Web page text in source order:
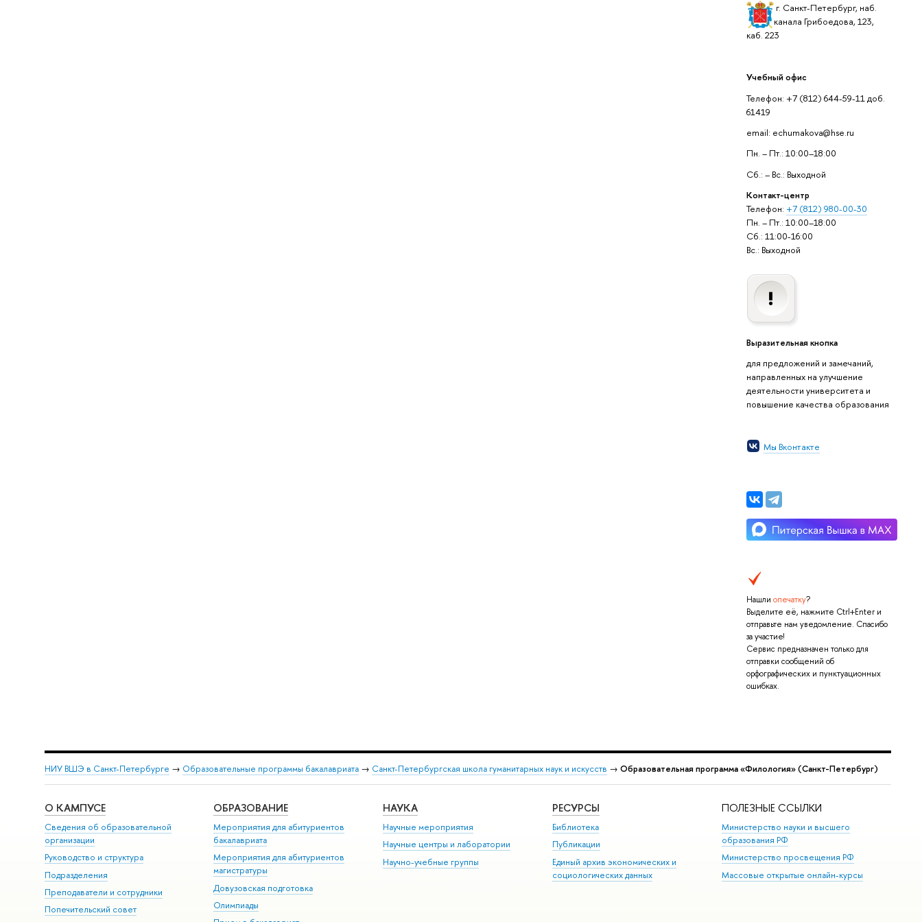
г. Санкт-Петербург, наб.
канала Грибоедова, 123,
каб. 223
Учебный офис
Телефон: +7 (812) 644-59-11 доб.
61419
email: echumakova@hse.ru
Пн. – Пт.: 10:00–18:00
Сб.: – Вс.: Выходной
Контакт-центр
Телефон: +7 (812) 980-00-30
Пн. – Пт.: 10:00–18:00
Сб.: 11:00-16:00
Вс.: Выходной
Выразительная кнопка
для предложений и замечаний,
направленных на улучшение
деятельности университета и
повышение качества образования
Мы Вконтакте
Нашли опечатку?
Выделите её, нажмите Ctrl+Enter и
отправьте нам уведомление. Спасибо
за участие!
Сервис предназначен только для
отправки сообщений об
орфографических и пунктуационных
ошибках.
НИУ ВШЭ в Санкт-Петербурге → Образовательные программы бакалавриата→ Санкт-Петербургская школа гуманитарных наук и искусств → Образовательная программа «Филология» (Санкт-Петербург)
О КАМПУСЕ
Сведения об образовательной
организации
Руководство и структура
Подразделения
Преподаватели и сотрудники
Попечительский совет
ОБРАЗОВАНИЕ
Мероприятия для абитуриентов
бакалавриата
Мероприятия для абитуриентов
магистратуры
Довузовская подготовка
Олимпиады
НАУКА
Научные мероприятия
Научные центры и лаборатории
Научно-учебные группы
РЕСУРСЫ
Библиотека
Публикации
Единый архив экономических и
социологических данных
ПОЛЕЗНЫЕ ССЫЛКИ
Министерство науки и высшего
образования РФ
Министерство просвещения РФ
Массовые открытые онлайн-курсы